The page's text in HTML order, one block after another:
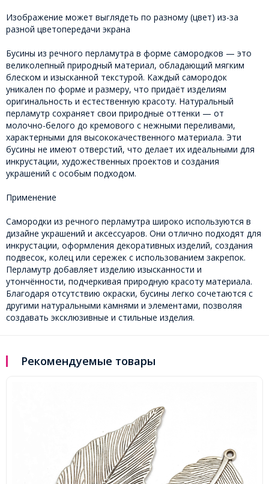
Изображение может выглядеть по разному (цвет) из-за
разной цветопередачи экрана
Бусины из речного перламутра в форме самородков — это
великолепный природный материал, обладающий мягким
блеском и изысканной текстурой. Каждый самородок
уникален по форме и размеру, что придаёт изделиям
оригинальность и естественную красоту. Натуральный
перламутр сохраняет свои природные оттенки — от
молочно-белого до кремового с нежными переливами,
характерными для высококачественного материала. Эти
бусины не имеют отверстий, что делает их идеальными для
инкрустации, художественных проектов и создания
украшений с особым подходом.
Применение
Самородки из речного перламутра широко используются в
дизайне украшений и аксессуаров. Они отлично подходят для
инкрустации, оформления декоративных изделий, создания
подвесок, колец или сережек с использованием закрепок.
Перламутр добавляет изделию изысканности и
утончённости, подчеркивая природную красоту материала.
Благодаря отсутствию окраски, бусины легко сочетаются с
другими натуральными камнями и элементами, позволяя
создавать эксклюзивные и стильные изделия.
Рекомендуемые товары